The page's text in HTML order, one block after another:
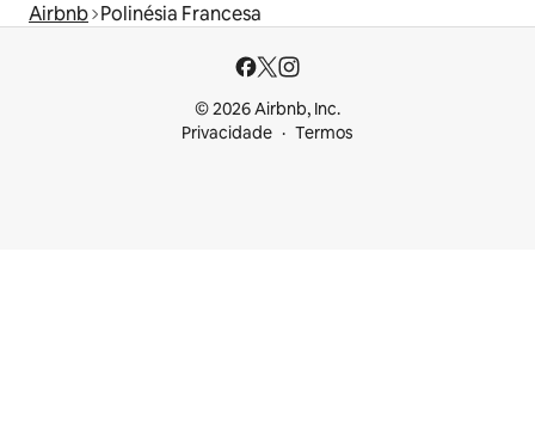
Airbnb Polinésia Francesa
© 2026 Airbnb, Inc.
Privacidade
Termos